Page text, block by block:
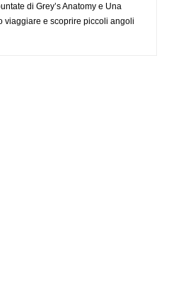
di Grey’s Anatomy e Una
viaggiare e scoprire piccoli angoli